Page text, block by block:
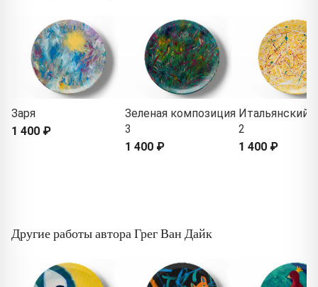
Заря
1 400 ₽
Зеленая композиция
3
1 400 ₽
Итальянский
2
1 400 ₽
Другие работы автора Грег Ван Дайк